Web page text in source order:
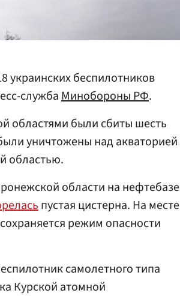
украинских беспилотников
службаМинобороны РФ.
областями были сбиты шесть
уничтожены над акваторией
областью.
области на нефтебазе
пустая цистерна. На месте
режим опасности
самолетного типа
Курской атомной